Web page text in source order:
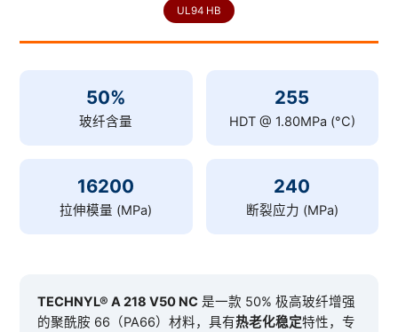
UL94 HB
50%
玻纤含量
255
HDT @ 1.80MPa (°C)
16200
拉伸模量 (MPa)
240
断裂应力 (MPa)
TECHNYL® A 218 V50 NC 是一款 50% 极高玻纤增强
的聚酰胺 66（PA66）材料，具有热老化稳定特性，专